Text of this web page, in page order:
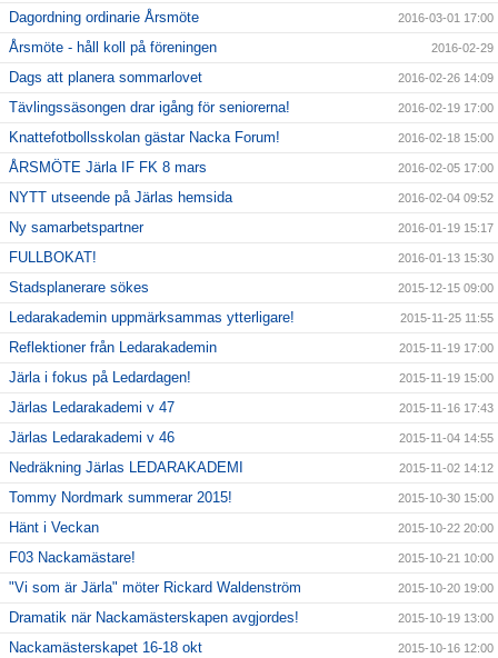
Dagordning ordinarie Årsmöte 2016-03-01 17:00
Årsmöte - håll koll på föreningen 2016-02-29
Dags att planera sommarlovet 2016-02-26 14:09
Tävlingssäsongen drar igång för seniorerna! 2016-02-19 17:00
Knattefotbollsskolan gästar Nacka Forum! 2016-02-18 15:00
ÅRSMÖTE Järla IF FK 8 mars 2016-02-05 17:00
NYTT utseende på Järlas hemsida 2016-02-04 09:52
Ny samarbetspartner 2016-01-19 15:17
FULLBOKAT! 2016-01-13 15:30
Stadsplanerare sökes 2015-12-15 09:00
Ledarakademin uppmärksammas ytterligare! 2015-11-25 11:55
Reflektioner från Ledarakademin 2015-11-19 17:00
Järla i fokus på Ledardagen! 2015-11-19 15:00
Järlas Ledarakademi v 47 2015-11-16 17:43
Järlas Ledarakademi v 46 2015-11-04 14:55
Nedräkning Järlas LEDARAKADEMI 2015-11-02 14:12
Tommy Nordmark summerar 2015! 2015-10-30 15:00
Hänt i Veckan 2015-10-22 20:00
F03 Nackamästare! 2015-10-21 10:00
"Vi som är Järla" möter Rickard Waldenström 2015-10-20 19:00
Dramatik när Nackamästerskapen avgjordes! 2015-10-19 13:00
Nackamästerskapet 16-18 okt 2015-10-16 12:00